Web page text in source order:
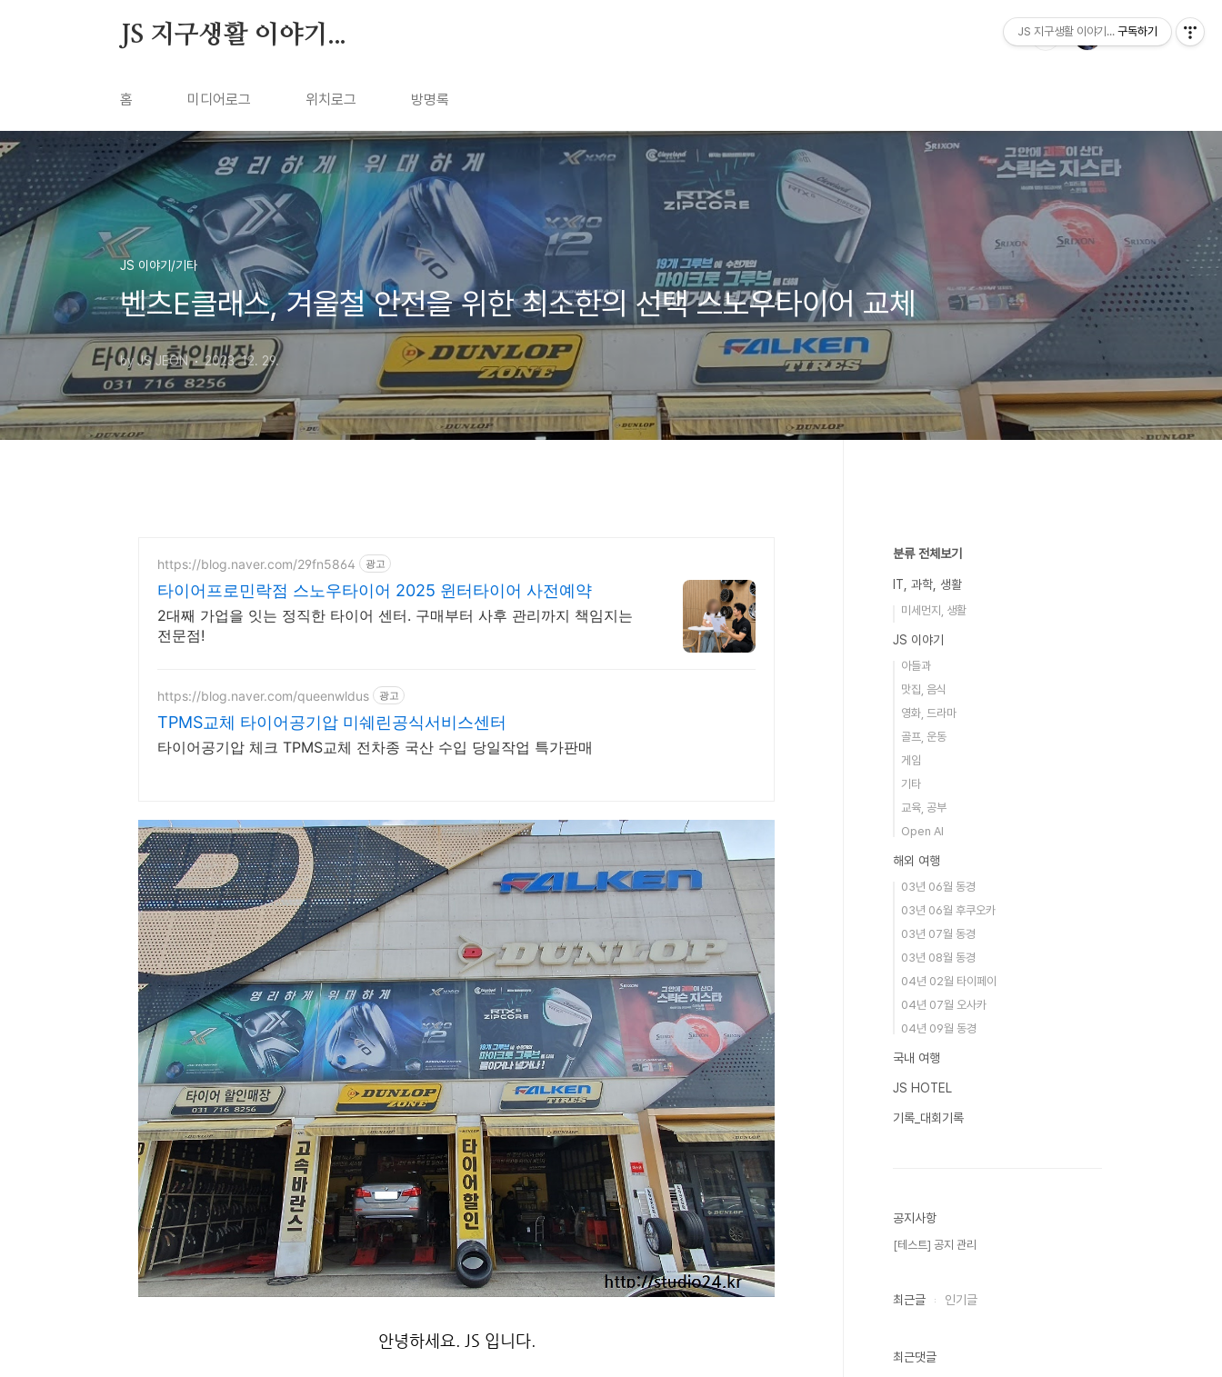
JS 지구생활 이야기...
홈 미디어로그 위치로그 방명록
JS 이야기/기타
벤츠E클래스, 겨울철 안전을 위한 최소한의 선택 스노우타이어 교체
by JS JEON 2023. 12. 29.
https://blog.naver.com/29fn5864 광고
타이어프로민락점 스노우타이어 2025 윈터타이어 사전예약
2대째 가업을 잇는 정직한 타이어 센터. 구매부터 사후 관리까지 책임지는
전문점!
https://blog.naver.com/queenwldus 광고
TPMS교체 타이어공기압 미쉐린공식서비스센터
타이어공기압 체크 TPMS교체 전차종 국산 수입 당일작업 특가판매
안녕하세요. JS 입니다.
분류 전체보기
IT, 과학, 생활
미세먼지, 생활
JS 이야기
아들과
맛집, 음식
영화, 드라마
골프, 운동
게임
기타
교육, 공부
Open AI
해외 여행
03년 06월 동경
03년 06월 후쿠오카
03년 07월 동경
03년 08월 동경
04년 02월 타이페이
04년 07월 오사카
04년 09월 동경
국내 여행
JS HOTEL
기록_대회기록
공지사항
[테스트] 공지 관리
최근글 인기글
최근댓글
JS 지구생활 이야기... 구독하기